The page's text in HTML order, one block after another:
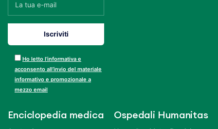
Ho letto l’informativa e
acconsento all’invio del materiale
informativo e promozionale a
mezzo email
Enciclopedia medica Ospedali Humanitas